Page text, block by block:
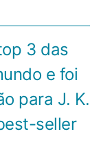
3 das
e foi
para J. K.
seller